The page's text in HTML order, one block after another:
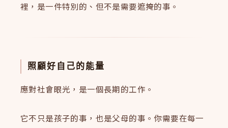
裡，是一件特別的、但不是需要遮掩的事。
照顧好自己的能量
應對社會眼光，是一個長期的工作。
它不只是孩子的事，也是父母的事。你需要在每一